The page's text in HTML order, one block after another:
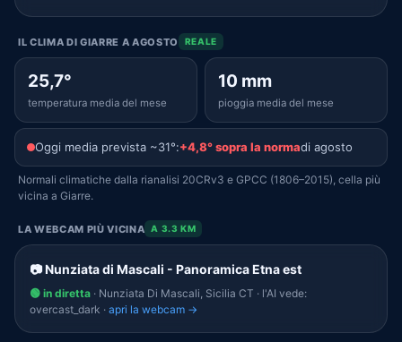
IL CLIMA DI GIARRE A AGOSTO REALE
25,7°
temperatura media del mese
10 mm
pioggia media del mese
Oggi media prevista ~31°:+4,8° sopra la normadi agosto
Normali climatiche dalla rianalisi 20CRv3 e GPCC (1806–2015), cella più
vicina a Giarre.
LA WEBCAM PIÙ VICINA A 3.3 KM
📷 Nunziata di Mascali - Panoramica Etna est
🟢 in diretta · Nunziata Di Mascali, Sicilia CT · l'AI vede:
overcast_dark · apri la webcam →